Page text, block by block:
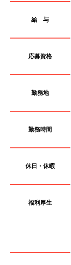
給 与
応募資格
勤務地
勤務時間
休日・休暇
福利厚生